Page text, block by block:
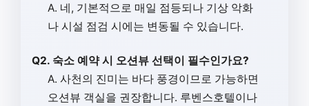
A. 네, 기본적으로 매일 점등되나 기상 악화
나 시설 점검 시에는 변동될 수 있습니다.
Q2. 숙소 예약 시 오션뷰 선택이 필수인가요?
A. 사천의 진미는 바다 풍경이므로 가능하면
오션뷰 객실을 권장합니다. 루벤스호텔이나